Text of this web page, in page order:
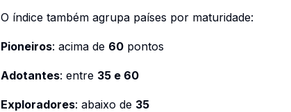
O índice também agrupa países por maturidade:
Pioneiros: acima de 60 pontos
Adotantes: entre 35 e 60
Exploradores: abaixo de 35